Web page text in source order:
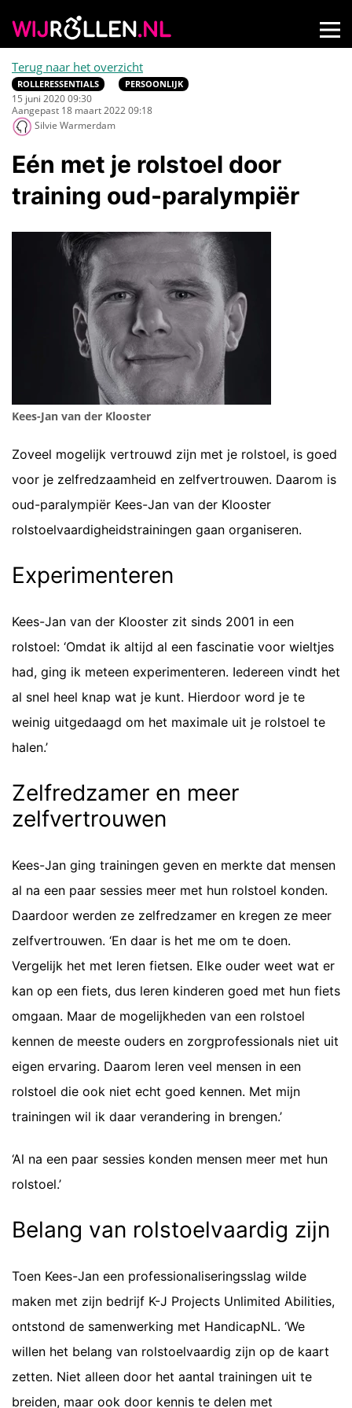
Terug naar het overzicht
ROLLERESSENTIALS PERSOONLIJK
15 juni 2020 09:30
Aangepast 18 maart 2022 09:18
Silvie Warmerdam
Eén met je rolstoel door
training oud-paralympiër
Kees-Jan van der Klooster
Zoveel mogelijk vertrouwd zijn met je rolstoel, is goed
voor je zelfredzaamheid en zelfvertrouwen. Daarom is
oud-paralympiër Kees-Jan van der Klooster
rolstoelvaardigheidstrainingen gaan organiseren.
Experimenteren
Kees-Jan van der Klooster zit sinds 2001 in een
rolstoel: ‘Omdat ik altijd al een fascinatie voor wieltjes
had, ging ik meteen experimenteren. Iedereen vindt het
al snel heel knap wat je kunt. Hierdoor word je te
weinig uitgedaagd om het maximale uit je rolstoel te
halen.’
Zelfredzamer en meer
zelfvertrouwen
Kees-Jan ging trainingen geven en merkte dat mensen
al na een paar sessies meer met hun rolstoel konden.
Daardoor werden ze zelfredzamer en kregen ze meer
zelfvertrouwen. ‘En daar is het me om te doen.
Vergelijk het met leren fietsen. Elke ouder weet wat er
kan op een fiets, dus leren kinderen goed met hun fiets
omgaan. Maar de mogelijkheden van een rolstoel
kennen de meeste ouders en zorgprofessionals niet uit
eigen ervaring. Daarom leren veel mensen in een
rolstoel die ook niet echt goed kennen. Met mijn
trainingen wil ik daar verandering in brengen.’
‘Al na een paar sessies konden mensen meer met hun
rolstoel.’
Belang van rolstoelvaardig zijn
Toen Kees-Jan een professionaliseringsslag wilde
maken met zijn bedrijf K-J Projects Unlimited Abilities,
ontstond de samenwerking met HandicapNL. ‘We
willen het belang van rolstoelvaardig zijn op de kaart
zetten. Niet alleen door het aantal trainingen uit te
breiden, maar ook door kennis te delen met